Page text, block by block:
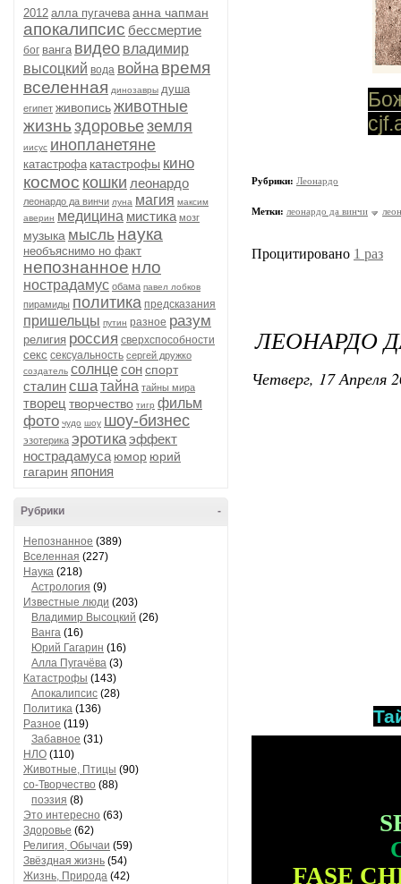
2012 алла пугачева анна чапман
апокалипсис бессмертие
бог ванга видео владимир
высоцкий вода война время
вселенная динозавры душа
египет живописьживотные
жизнь здоровьеземля
иисус инопланетяне
катастрофа катастрофы кино
космос кошки леонардо
леонардо да винчи луна магия максим
аверин медицина мистика мозг
музыка мысль наука
необъяснимо но факт
непознанное нло
нострадамус обама павел лобков
пирамиды политика предсказания
пришельцы путин разное разум
религия россия сверхспособности
секс сексуальность сергей дружко
создатель солнцесонспорт
сталинсшатайна тайны мира
творец творчество тигр фильм
фото чудо шоу шоу-бизнес
эзотерика эротикаэффект
нострадамуса юмор юрий
гагарин япония
-
Рубрики
Непознанное (389)
Вселенная (227)
Наука (218)
Астрология (9)
Известные люди (203)
Владимир Высоцкий (26)
Ванга (16)
Юрий Гагарин (16)
Алла Пугачёва (3)
Катастрофы (143)
Апокалипсис (28)
Политика (136)
Разное (119)
Забавное (31)
НЛО (110)
Животные, Птицы (90)
со-Творчество (88)
поэзия (8)
Это интересно (63)
Здоровье (62)
Религия, Обычаи (59)
Звёздная жизнь (54)
Жизнь, Природа (42)
Рубрики: Леонардо
Метки: леонардо да винчи
Процитировано 1 раз
ЛЕОНАРДО
Четверг, 17 Апреля
FASE